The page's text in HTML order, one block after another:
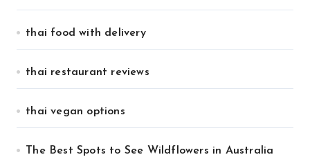
thai food with delivery
thai restaurant reviews
thai vegan options
The Best Spots to See Wildflowers in Australia